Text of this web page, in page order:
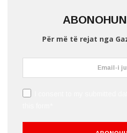
Për më të rejat nga